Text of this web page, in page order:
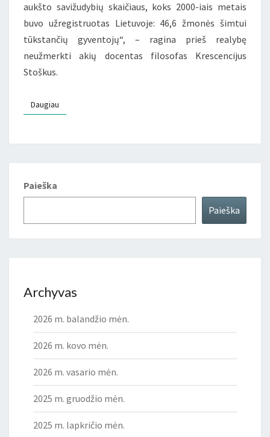
aukšto savižudybių skaičiaus, koks 2000-iais metais
buvo užregistruotas Lietuvoje: 46,6 žmonės šimtui
tūkstančių gyventojų“, – ragina prieš realybę
neužmerkti akių docentas filosofas Krescencijus
Stoškus.
Daugiau
Paieška
Paieška
Archyvas
2026 m. balandžio mėn.
2026 m. kovo mėn.
2026 m. vasario mėn.
2025 m. gruodžio mėn.
2025 m. lapkričio mėn.